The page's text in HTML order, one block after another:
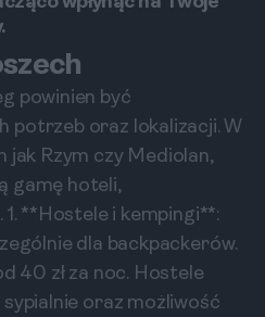
powinien być
potrzeb oraz lokalizacji. W
jak Rzym czy Mediolan,
gamę hoteli,
**Hostele i kempingi**:
dla backpackerów.
40 zł za noc. Hostele
oraz możliwość